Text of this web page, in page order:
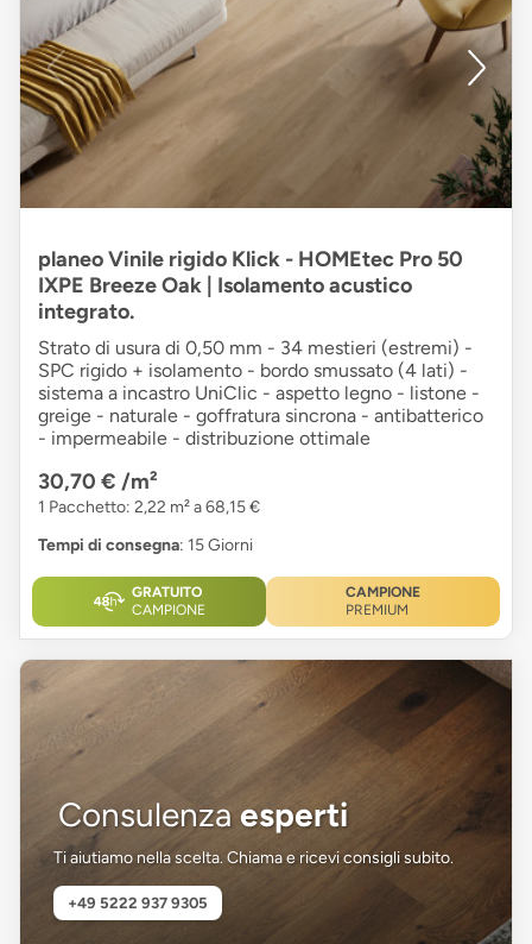
planeo Vinile rigido Klick - HOMEtec Pro 50
IXPE Breeze Oak | Isolamento acustico
integrato.
Strato di usura di 0,50 mm - 34 mestieri (estremi) -
SPC rigido + isolamento - bordo smussato (4 lati) -
sistema a incastro UniClic - aspetto legno - listone -
greige - naturale - goffratura sincrona - antibatterico
- impermeabile - distribuzione ottimale
30,70 € /m²
1 Pacchetto: 2,22 m² a 68,15 €
Tempi di consegna: 15 Giorni
GRATUITO
CAMPIONE
CAMPIONE
PREMIUM
Consulenza esperti
Ti aiutiamo nella scelta. Chiama e ricevi consigli subito.
+49 5222 937 9305